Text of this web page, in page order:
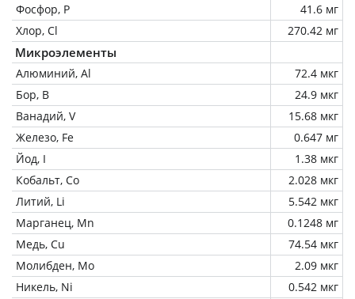
Фосфор, P
41.6 мг
Хлор, Cl
270.42 мг
Микроэлементы
Алюминий, Al
72.4 мкг
Бор, B
24.9 мкг
Ванадий, V
15.68 мкг
Железо, Fe
0.647 мг
Йод, I
1.38 мкг
Кобальт, Co
2.028 мкг
Литий, Li
5.542 мкг
Марганец, Mn
0.1248 мг
Медь, Cu
74.54 мкг
Молибден, Mo
2.09 мкг
Никель, Ni
0.542 мкг